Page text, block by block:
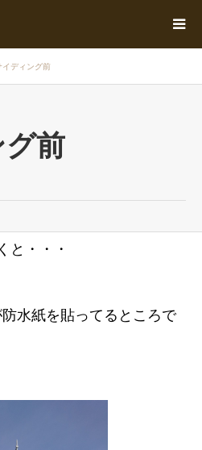
イディング前
前
と・・・
水紙を貼ってるところで